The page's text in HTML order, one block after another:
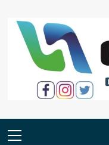
contenido
Menú